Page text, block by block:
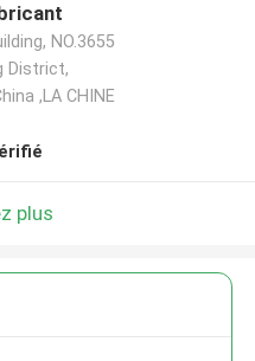
NO.3655
District,
,LA CHINE
plus